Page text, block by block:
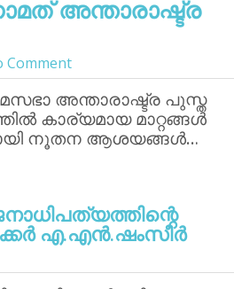
അന്താരാഷ്ട്ര
Comment
അന്താരാഷ്ട്ര പുസ്ത
കാര്യമായ മാറ്റങ്ങള്‍
നൂതന ആശയങ്ങള്‍…
എ.എന്‍.ഷംസീര്‍